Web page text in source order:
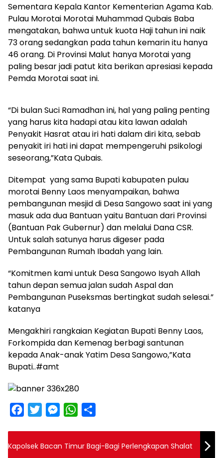
Sementara Kepala Kantor Kementerian Agama Kab.
Pulau Morotai Morotai Muhammad Qubais Baba
mengatakan, bahwa untuk kuota Haji tahun ini naik
73 orang sedangkan pada tahun kemarin itu hanya
46 orang. Di Provinsi Malut hanya Morotai yang
paling besar jadi patut kita berikan apresiasi kepada
Pemda Morotai saat ini.
“Di bulan Suci Ramadhan ini, hal yang paling penting
yang harus kita hadapi atau kita lawan adalah
Penyakit Hasrat atau iri hati dalam diri kita, sebab
penyakit iri hati ini dapat mempengeruhi psikologi
seseorang,”Kata Qubais.
Ditempat yang sama Bupati kabupaten pulau
morotai Benny Laos menyampaikan, bahwa
pembangunan mesjid di Desa Sangowo saat ini yang
masuk ada dua Bantuan yaitu Bantuan dari Provinsi
(Bantuan Pak Gubernur) dan melalui Dana CSR.
Untuk salah satunya harus digeser pada
Pembangunan Rumah Ibadah yang lain.
“Komitmen kami untuk Desa Sangowo Isyah Allah
tahun depan semua jalan sudah Aspal dan
Pembangunan Puseksmas bertingkat sudah selesai.”
katanya
Mengakhiri rangkaian Kegiatan Bupati Benny Laos,
Forkompida dan Kemenag berbagi santunan
kepada Anak-anak Yatim Desa Sangowo,”Kata
Bupati..#amt
e
t
M
s
W
t
r
Kapolsek Bacan Timur Bagi-Bagi Perlengkapan Shalat